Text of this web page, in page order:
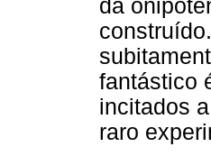
da
fantástico
incitados
raro